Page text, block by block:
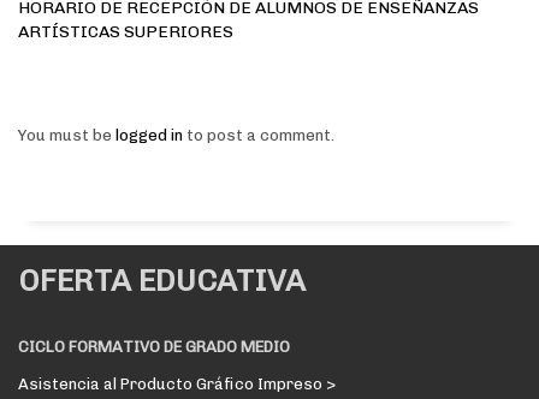
HORARIO DE RECEPCIÓN DE ALUMNOS DE ENSEÑANZAS
ARTÍSTICAS SUPERIORES
You must be logged in to post a comment.
OFERTA EDUCATIVA
CICLO FORMATIVO DE GRADO MEDIO
Asistencia al Producto Gráfico Impreso >